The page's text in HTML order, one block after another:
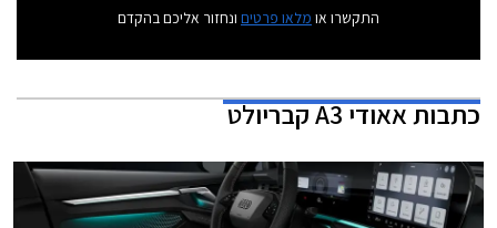
התקשרו או מלאו פרטים ונחזור אליכם בהקדם
כתבותאאודי A3 קבריולט